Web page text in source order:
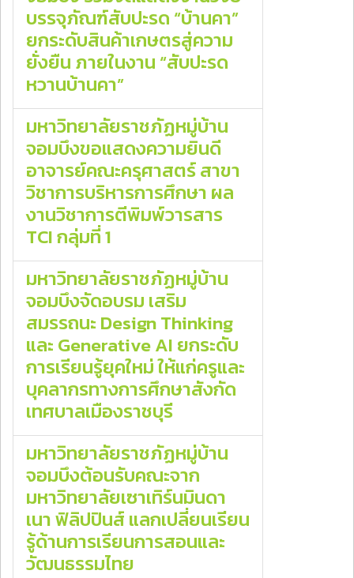
บรรจุภัณฑ์สับปะรด “บ้านคา”
ยกระดับสินค้าเกษตรสู่ความ
ยั่งยืน ภายในงาน “สับปะรด
หวานบ้านคา”
มหาวิทยาลัยราชภัฏหมู่บ้าน
จอมบึงขอแสดงความยินดี
อาจารย์คณะครุศาสตร์ สาขา
วิชาการบริหารการศึกษา ผล
งานวิชาการตีพิมพ์วารสาร
TCI กลุ่มที่ 1
มหาวิทยาลัยราชภัฏหมู่บ้าน
จอมบึงจัดอบรม เสริม
สมรรถนะ Design Thinking
และ Generative AI ยกระดับ
การเรียนรู้ยุคใหม่ ให้แก่ครูและ
บุคลากรทางการศึกษาสังกัด
เทศบาลเมืองราชบุรี
มหาวิทยาลัยราชภัฏหมู่บ้าน
จอมบึงต้อนรับคณะจาก
มหาวิทยาลัยเซาเทิร์นมินดา
เนา ฟิลิปปินส์ แลกเปลี่ยนเรียน
รู้ด้านการเรียนการสอนและ
วัฒนธรรมไทย